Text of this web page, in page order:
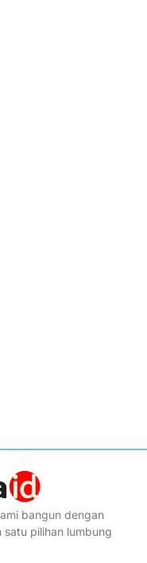
bangun dengan
pilihan lumbung